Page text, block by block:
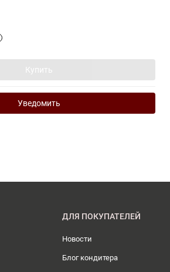
Купить
Уведомить
ДЛЯ ПОКУПАТЕЛЕЙ
Новости
Блог кондитера